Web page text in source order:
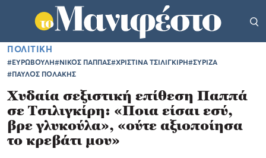
ΠΟΛΙΤΙΚΗ
#ΕΥΡΩΒΟΥΛΗ#ΝΙΚΟΣ ΠΑΠΠΑΣ#ΧΡΙΣΤΙΝΑ ΤΣΙΛΙΓΚΙΡΗ#ΣΥΡΙΖΑ
#ΠΑΥΛΟΣ ΠΟΛΑΚΗΣ
Χυδαία σεξιστική επίθεση Παππά
σε Τσιλιγκίρη: «Ποια είσαι εσύ,
βρε γλυκούλα», «ούτε αξιοποίησα
το κρεβάτι μου»